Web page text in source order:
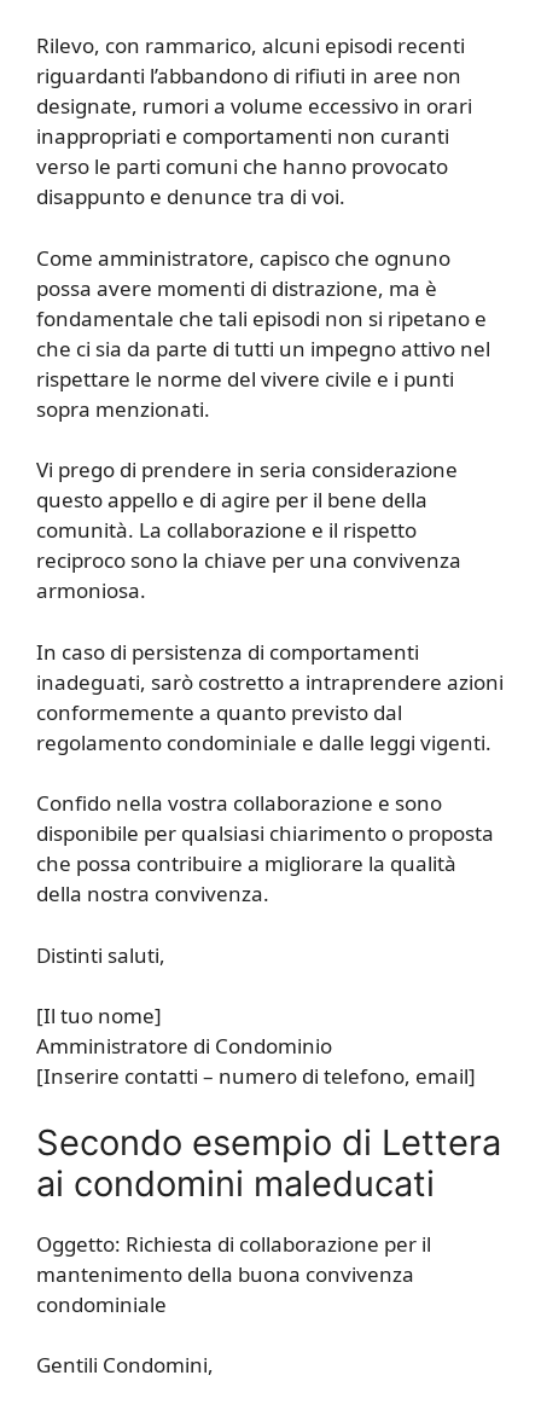
Rilevo, con rammarico, alcuni episodi recenti
riguardanti l’abbandono di rifiuti in aree non
designate, rumori a volume eccessivo in orari
inappropriati e comportamenti non curanti
verso le parti comuni che hanno provocato
disappunto e denunce tra di voi.
Come amministratore, capisco che ognuno
possa avere momenti di distrazione, ma è
fondamentale che tali episodi non si ripetano e
che ci sia da parte di tutti un impegno attivo nel
rispettare le norme del vivere civile e i punti
sopra menzionati.
Vi prego di prendere in seria considerazione
questo appello e di agire per il bene della
comunità. La collaborazione e il rispetto
reciproco sono la chiave per una convivenza
armoniosa.
In caso di persistenza di comportamenti
inadeguati, sarò costretto a intraprendere azioni
conformemente a quanto previsto dal
regolamento condominiale e dalle leggi vigenti.
Confido nella vostra collaborazione e sono
disponibile per qualsiasi chiarimento o proposta
che possa contribuire a migliorare la qualità
della nostra convivenza.
Distinti saluti,
[Il tuo nome]
Amministratore di Condominio
[Inserire contatti – numero di telefono, email]
Secondo esempio di Lettera
ai condomini maleducati
Oggetto: Richiesta di collaborazione per il
mantenimento della buona convivenza
condominiale
Gentili Condomini,